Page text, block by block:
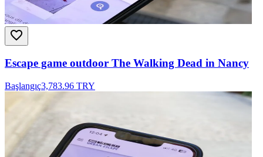
Escape game outdoor The Walking Dead in Nancy
Başlangıç3,783.96 TRY